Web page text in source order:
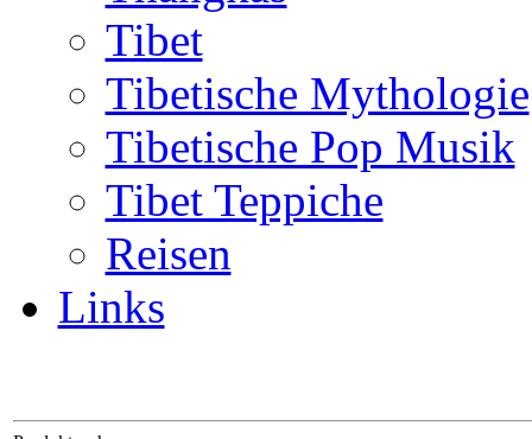
Tibet
Tibetische Mythologie
Tibetische Pop Musik
Tibet Teppiche
Reisen
Links